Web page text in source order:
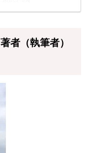
者（執筆者）